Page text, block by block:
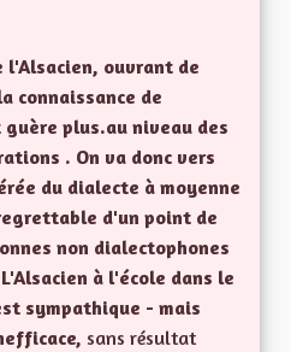
l'Alsacien, ouvrant de
connaissance de
plus.au niveau des
. On va donc vers
du dialecte à moyenne
d'un point de
non dialectophones
à l'école dans le
sympathique - mais
sans résultat